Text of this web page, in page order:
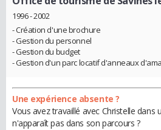
1996 - 2002
- Création d'une brochure
- Gestion du personnel
- Gestion du budget
- Gestion d'un parc locatif d'anneaux
Une expérience absente ?
Vous avez travaillé avec Christelle dans
n'apparaît pas dans son parcours ?